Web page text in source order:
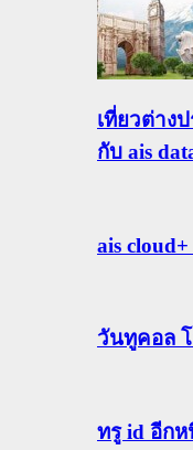
เที่ยวต่าง
กับ ais
ais
วันทูคอล โ
ทรู id อีกห